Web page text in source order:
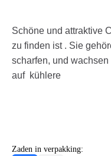
Schöne und attraktive
zu finden ist . Sie
scharfen, und
auf kühlere
Zaden in verpakking: